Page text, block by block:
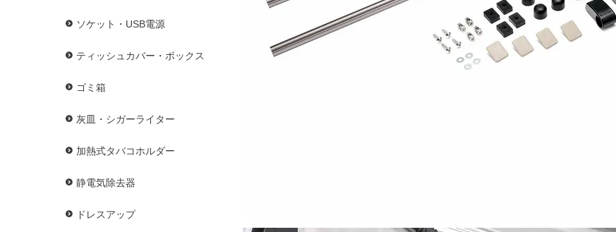
ソケット・USB電源
ティッシュカバー・ボックス
ゴミ箱
灰皿・シガーライター
加熱式タバコホルダー
静電気除去器
ドレスアップ